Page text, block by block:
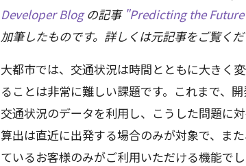
Developer Blogの記事 "Predicting the
加筆したものです。詳しくは元記事をご覧く
大都市では、交通状況は時間とともに大きく
ることは非常に難しい課題です。これまで、
交通状況のデータを利用し、こうした問題に
算出は直近に出発する場合のみが対象で、ま
ているお客様のみがご利用いただける機能でし